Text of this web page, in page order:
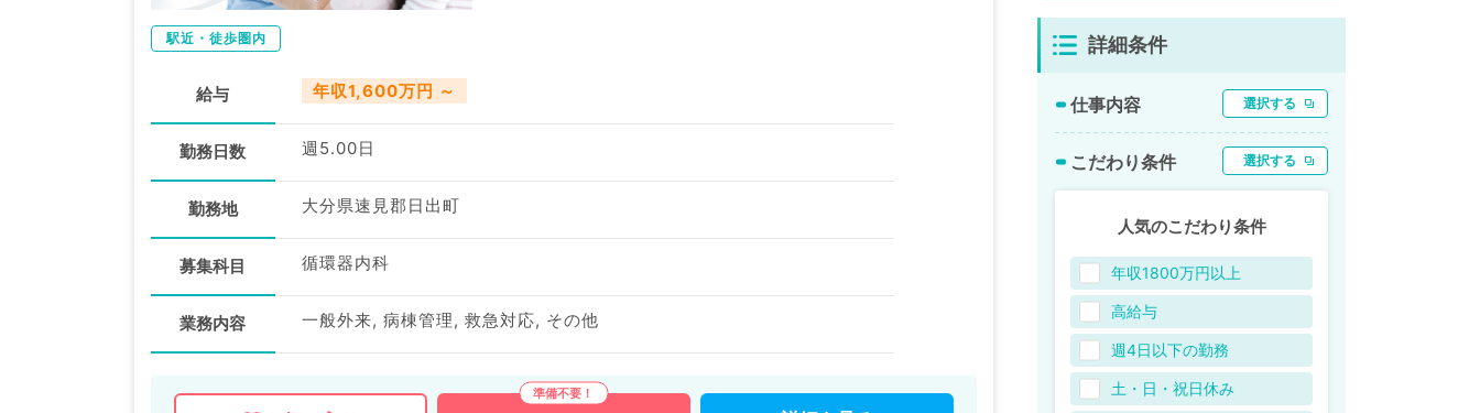
駅近・徒歩圏内
給与 年収1,600万円 ～
勤務日数 週5.00日
勤務地 大分県速見郡日出町
募集科目 循環器内科
業務内容 一般外来, 病棟管理, 救急対応, その他
詳細条件
仕事内容 選択する
こだわり条件 選択する
人気のこだわり条件
年収1800万円以上
高給与
週4日以下の勤務
土・日・祝日休み